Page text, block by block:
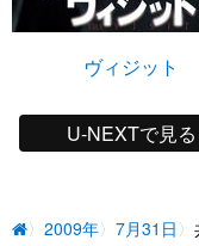
ヴィジット
U-NEXTで見る
2009年 7月31日